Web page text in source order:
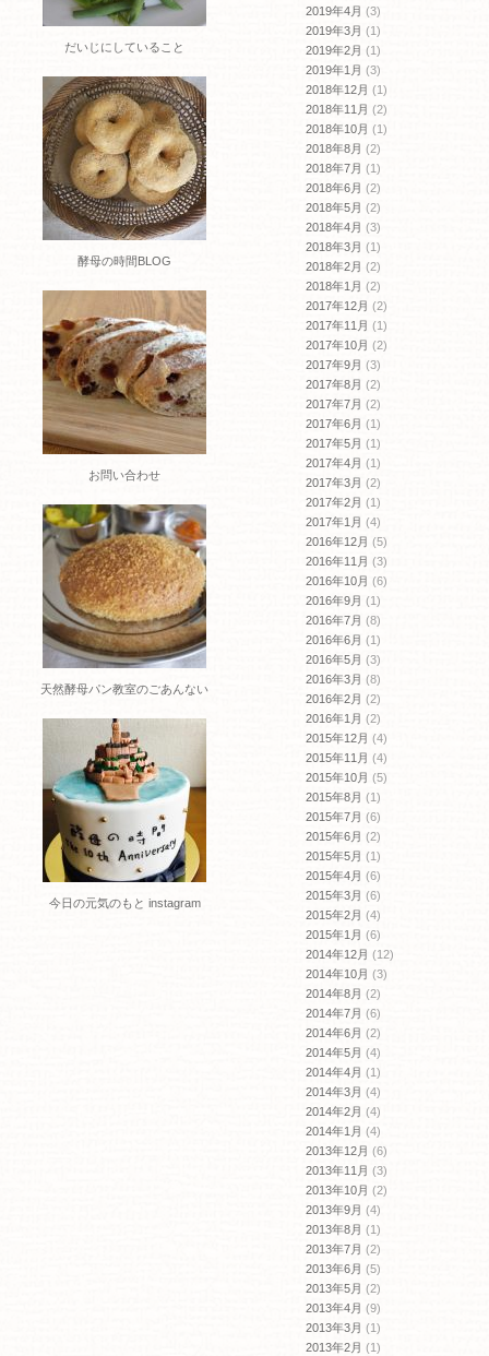
だいじにしていること
酵母の時間BLOG
お問い合わせ
天然酵母パン教室のごあんない
今日の元気のもと instagram
2019年4月 (3)
2019年3月 (1)
2019年2月 (1)
2019年1月 (3)
2018年12月 (1)
2018年11月 (2)
2018年10月 (1)
2018年8月 (2)
2018年7月 (1)
2018年6月 (2)
2018年5月 (2)
2018年4月 (3)
2018年3月 (1)
2018年2月 (2)
2018年1月 (2)
2017年12月 (2)
2017年11月 (1)
2017年10月 (2)
2017年9月 (3)
2017年8月 (2)
2017年7月 (2)
2017年6月 (1)
2017年5月 (1)
2017年4月 (1)
2017年3月 (2)
2017年2月 (1)
2017年1月 (4)
2016年12月 (5)
2016年11月 (3)
2016年10月 (6)
2016年9月 (1)
2016年7月 (8)
2016年6月 (1)
2016年5月 (3)
2016年3月 (8)
2016年2月 (2)
2016年1月 (2)
2015年12月 (4)
2015年11月 (4)
2015年10月 (5)
2015年8月 (1)
2015年7月 (6)
2015年6月 (2)
2015年5月 (1)
2015年4月 (6)
2015年3月 (6)
2015年2月 (4)
2015年1月 (6)
2014年12月 (12)
2014年10月 (3)
2014年8月 (2)
2014年7月 (6)
2014年6月 (2)
2014年5月 (4)
2014年4月 (1)
2014年3月 (4)
2014年2月 (4)
2014年1月 (4)
2013年12月 (6)
2013年11月 (3)
2013年10月 (2)
2013年9月 (4)
2013年8月 (1)
2013年7月 (2)
2013年6月 (5)
2013年5月 (2)
2013年4月 (9)
2013年3月 (1)
2013年2月 (1)